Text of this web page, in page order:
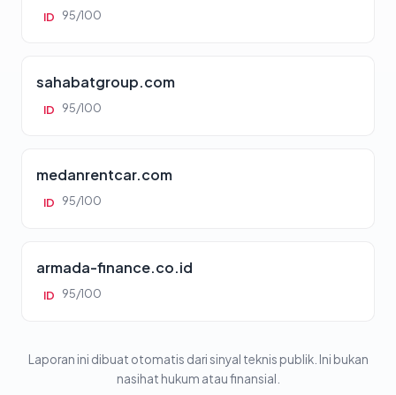
ID 95/100
sahabatgroup.com
ID 95/100
medanrentcar.com
ID 95/100
armada-finance.co.id
ID 95/100
Laporan ini dibuat otomatis dari sinyal teknis publik. Ini bukan
nasihat hukum atau finansial.